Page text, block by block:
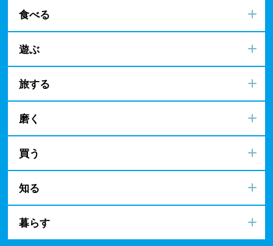
食べる
遊ぶ
旅する
磨く
買う
知る
暮らす